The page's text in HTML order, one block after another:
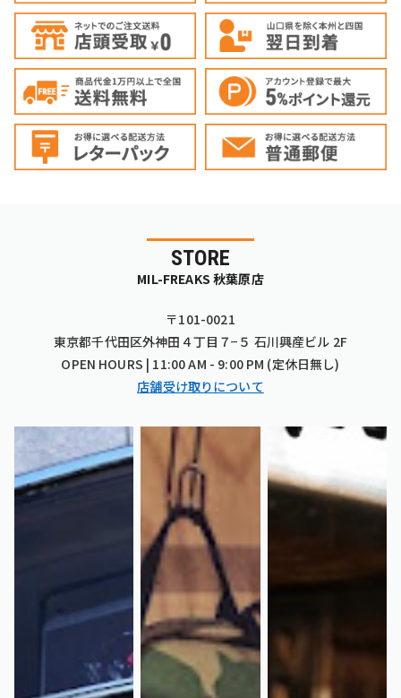
STORE
MIL-FREAKS 秋葉原店
〒101-0021
東京都千代田区外神田４丁目７−５ 石川興産ビル 2F
OPEN HOURS | 11:00 AM - 9:00 PM (定休日無し)
店舗受け取りについて